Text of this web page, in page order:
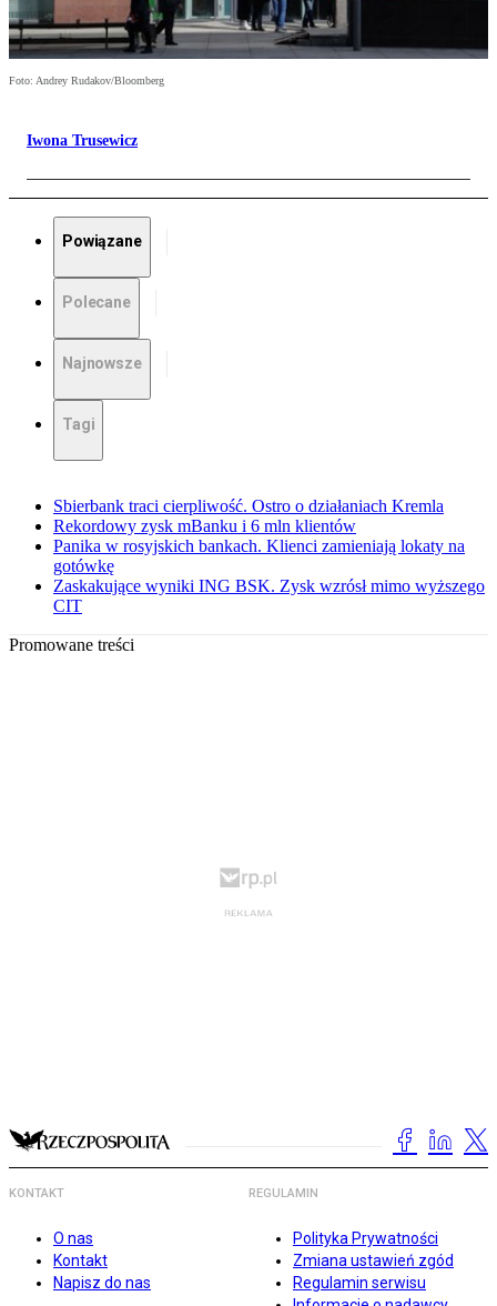
Foto: Andrey Rudakov/Bloomberg
Iwona Trusewicz
Powiązane
Polecane
Najnowsze
Tagi
Sbierbank traci cierpliwość. Ostro o działaniach Kremla
Rekordowy zysk mBanku i 6 mln klientów
Panika w rosyjskich bankach. Klienci zamieniają lokaty na
gotówkę
Zaskakujące wyniki ING BSK. Zysk wzrósł mimo wyższego
CIT
Promowane treści
KONTAKT
O nas
Kontakt
Napisz do nas
REGULAMIN
Polityka Prywatności
Zmiana ustawień zgód
Regulamin serwisu